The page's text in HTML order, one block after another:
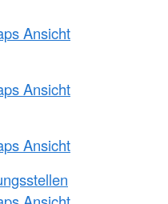
Ansicht
Ansicht
Ansicht